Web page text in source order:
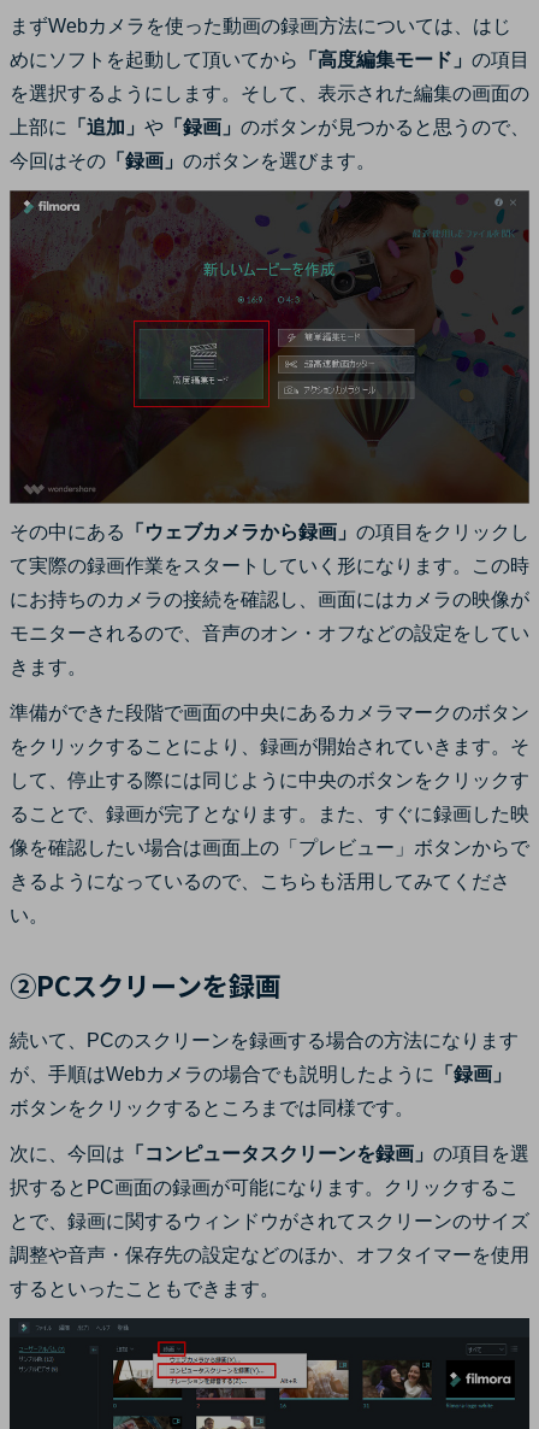
まずWebカメラを使った動画の録画方法については、はじ
めにソフトを起動して頂いてから
「高度編集モード」 の項目
を選択するようにします。そして、表示された編集の画面の
上部に
「追加」 や 「録画」 のボタンが見つかると思うので、
今回はその 「録画」 のボタンを選びます。
その中にある 「ウェブカメラから録画」 の項目をクリックし
て実際の録画作業をスタートしていく形になります。この時
にお持ちのカメラの接続を確認し、画面にはカメラの映像が
モニターされるので、音声のオン・オフなどの設定をしてい
きます。
準備ができた段階で画面の中央にあるカメラマークのボタン
をクリックすることにより、録画が開始されていきます。そ
して、停止する際には同じように中央のボタンをクリックす
ることで、録画が完了となります。また、すぐに録画した映
像を確認したい場合は画面上の「プレビュー」ボタンからで
きるようになっているので、こちらも活用してみてくださ
い。
②PCスクリーンを録画
続いて、PCのスクリーンを録画する場合の方法になります
が、手順はWebカメラの場合でも説明したように 「録画」
ボタンをクリックするところまでは同様です。
次に、今回は 「コンピュータスクリーンを録画」 の項目を選
択するとPC画面の録画が可能になります。クリックするこ
とで、録画に関するウィンドウがされてスクリーンのサイズ
調整や音声・保存先の設定などのほか、オフタイマーを使用
するといったこともできます。